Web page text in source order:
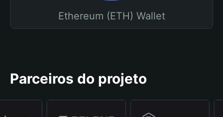
Ethereum (ETH) Wallet
Parceiros do projeto